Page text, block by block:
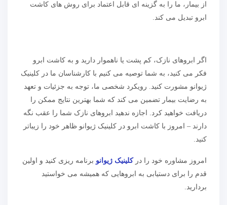
از بیمار، ما را به گزینه ای قابل اعتماد برای روش های کاشت
ابرو تبدیل می کند.
اگر ابروهای نازک، کم پشت یا ناهموار دارید و به کاشت ابرو
فکر می کنید، به شما توصیه می کنیم با کارشناسان ما در کلینیک
ژیوانو مشورت کنید. رویکرد شخصی ما، توجه به جزئیات و تعهد
به رضایت بیمار تضمین می کند که شما بهترین نتایج ممکن را
دریافت خواهید کرد. اجازه ندهید ابروهای نازک شما را عقب نگه
دارند – امروز با کاشت ابرو در کلینیک ژیوانو ظاهر خود را زیباتر
کنید.
امروز مشاوره خود را درکلینیک ژیوانو برنامه ریزی کنید و اولین
قدم را برای دستیابی به ابروهایی که همیشه می خواستید
بردارید.